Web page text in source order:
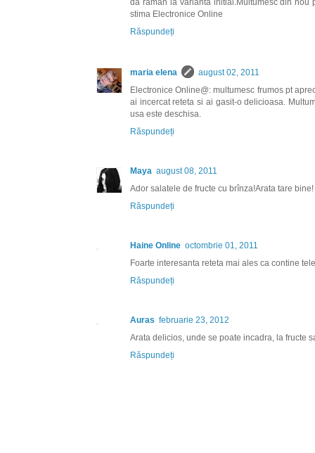
da raman la varianta initial.Multumesc din nou
stima Electronice Online
Răspundeți
maria elena
august 02, 2011
Electronice Online@: multumesc frumos pt
ai incercat reteta si ai gasit-o delicioasa.
usa este deschisa.
Răspundeți
Maya august 08, 2011
Ador salatele de fructe cu brînza!Arata tare bine!
Răspundeți
Haine Online octombrie 01, 2011
Foarte interesanta reteta mai ales ca contine
Răspundeți
Auras februarie 23, 2012
Arata delicios, unde se poate incadra, la fructe
Răspundeți